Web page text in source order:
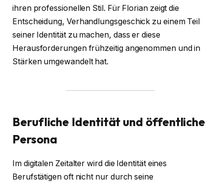
ihren professionellen Stil. Für Florian zeigt die
Entscheidung, Verhandlungsgeschick zu einem Teil
seiner Identität zu machen, dass er diese
Herausforderungen frühzeitig angenommen und in
Stärken umgewandelt hat.
Berufliche Identität und öffentliche
Persona
Im digitalen Zeitalter wird die Identität eines
Berufstätigen oft nicht nur durch seine